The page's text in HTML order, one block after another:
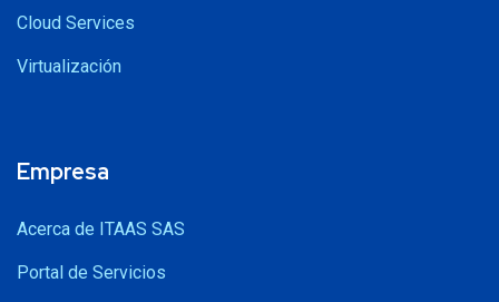
Cloud Services
Virtualización
Empresa
Acerca de ITAAS SAS
Portal de Servicios